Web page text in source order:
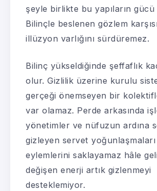
şeyle birlikte bu yapıların gücü
Bilinçle beslenen gözlem
illüzyon varlığını sürdüremez.
Bilinç yükseldiğinde şeffaflık
olur. Gizlilik üzerine kurulu
gerçeği önemseyen bir
var olamaz. Perde arkasında
yönetimler ve nüfuzun ardına
gizleyen servet yoğunlaşmaları
eylemlerini saklayamaz hâle
değişen enerji artık gizlenmeyi
desteklemiyor.